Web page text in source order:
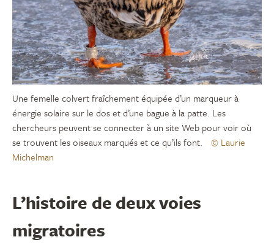
Une femelle colvert fraîchement équipée d’un marqueur à
énergie solaire sur le dos et d’une bague à la patte. Les
chercheurs peuvent se connecter à un site Web pour voir où
se trouvent les oiseaux marqués et ce qu’ils font.
© Laurie
Michelman
L’histoire de deux voies
migratoires